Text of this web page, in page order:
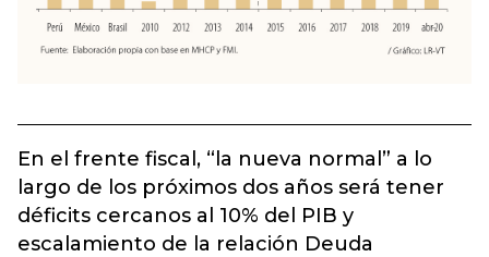
En el frente fiscal, “la nueva normal” a lo
largo de los próximos dos años será tener
déficits cercanos al 10% del PIB y
escalamiento de la relación Deuda